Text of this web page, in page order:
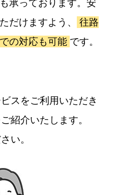
承っております。安
だけますよう、
往路
の対応も可能 です。
スをご利用いただき
紹介いたします。
い。